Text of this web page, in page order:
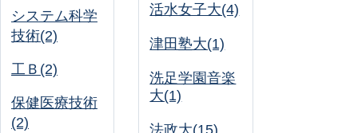
システム科学
技術(2)
工Ｂ(2)
保健医療技術
(2)
活水女子大(4)
津田塾大(1)
洗足学園音楽
大(1)
法政大(15)